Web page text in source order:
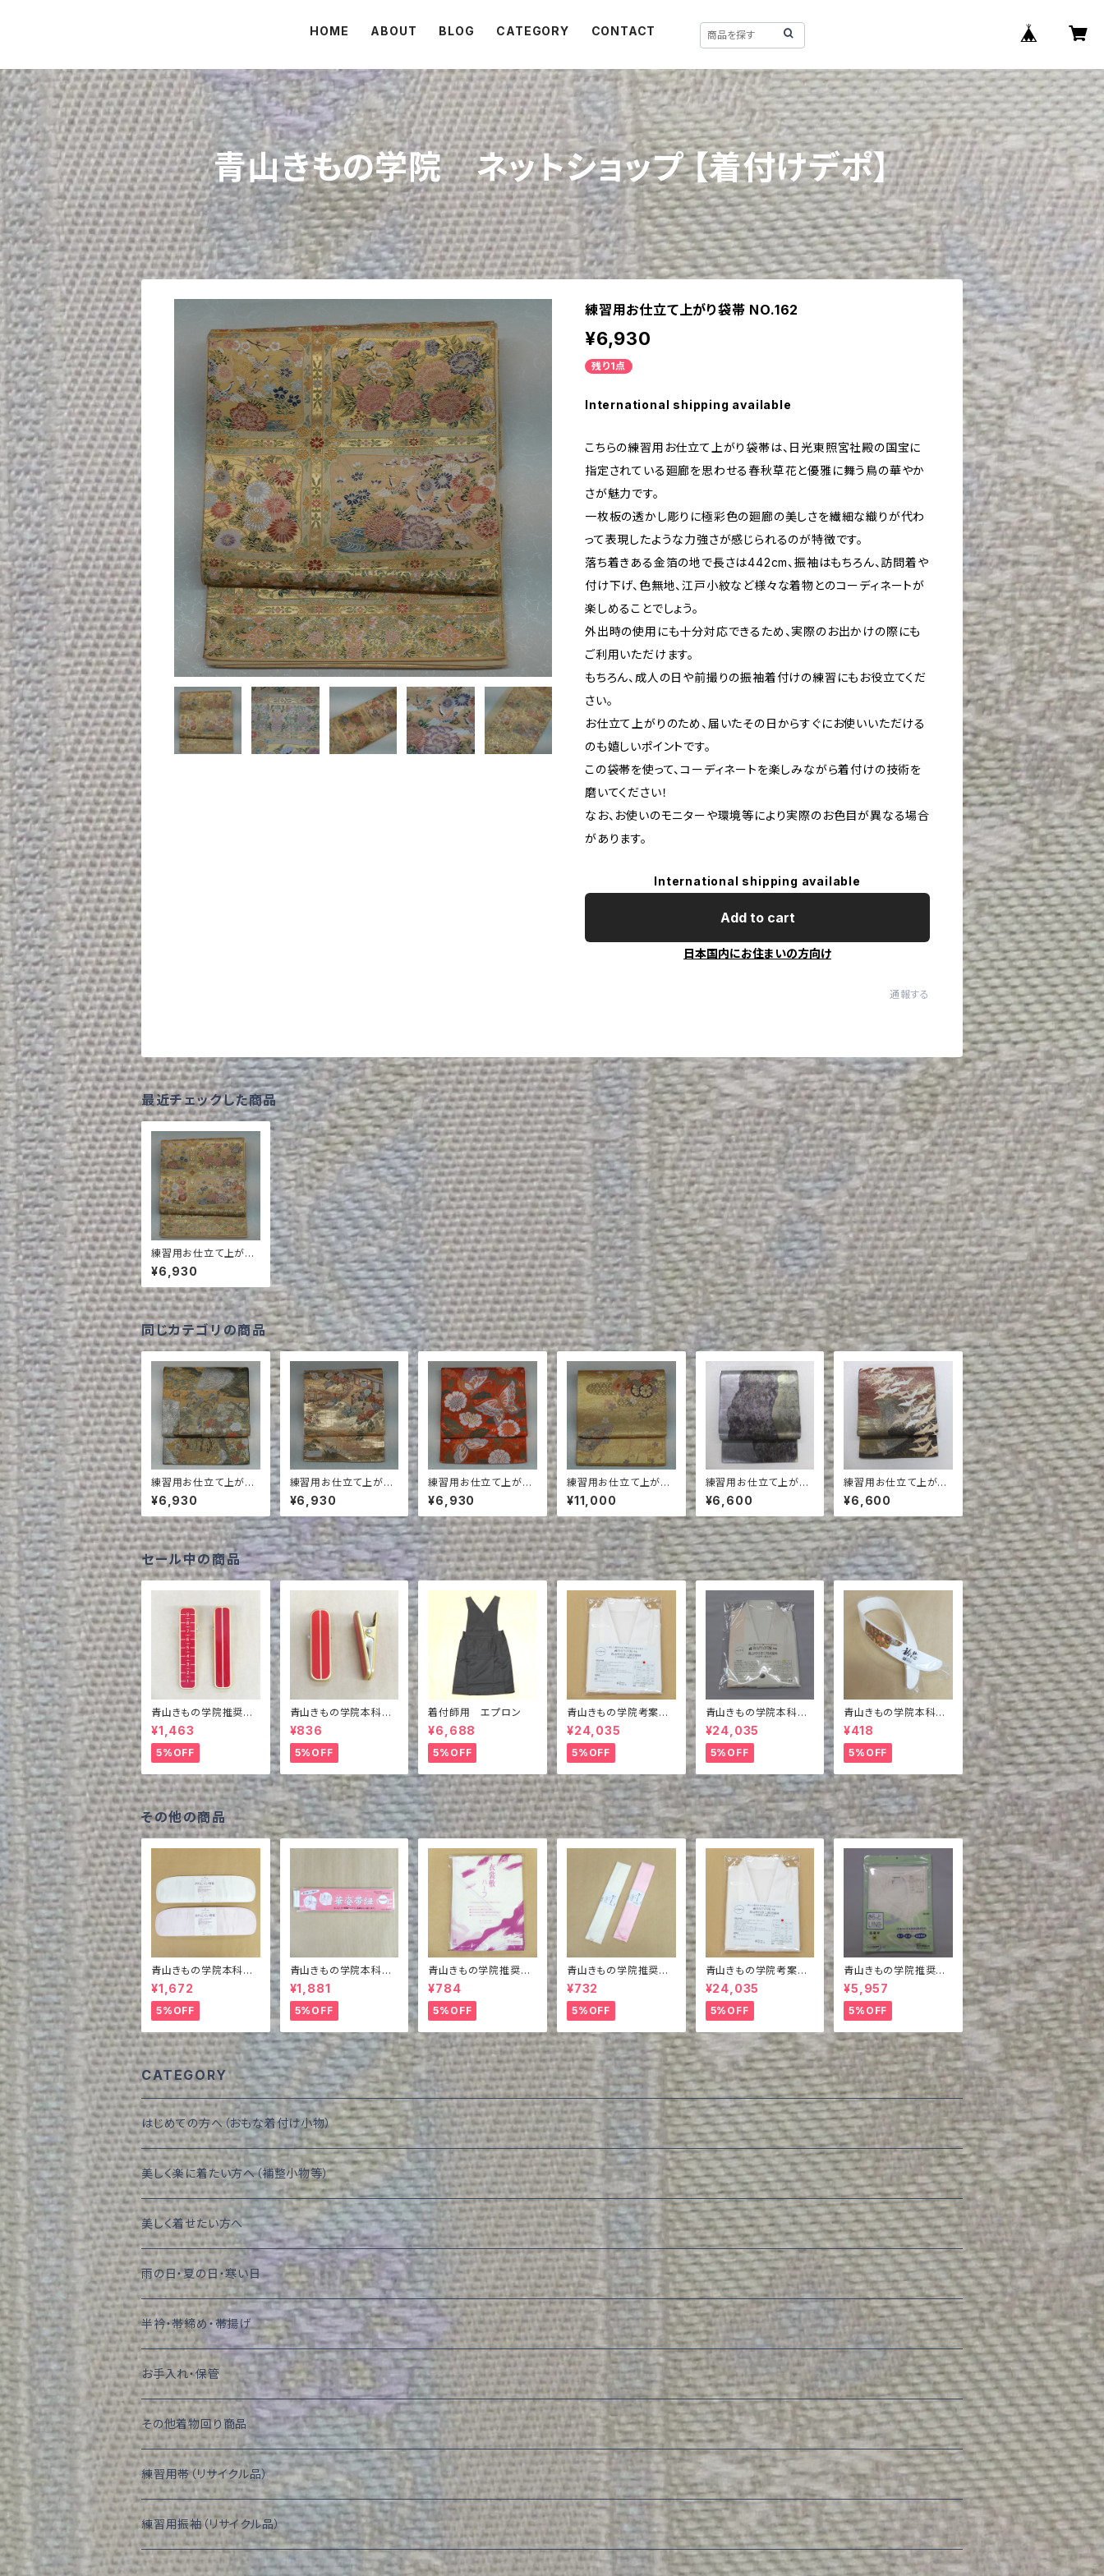
HOME ABOUT BLOG CATEGORY CONTACT
青山きもの学院 ネットショップ 【着付けデポ】
練習用お仕立て上がり袋帯 NO.162
¥6,930
残り1点
International shipping available
こちらの練習用お仕立て上がり袋帯は、日光東照宮社殿の国宝に
指定されている廻廊を思わせる春秋草花と優雅に舞う鳥の華やか
さが魅力です。
一枚板の透かし彫りに極彩色の廻廊の美しさを繊細な織りが代わ
って表現したような力強さが感じられるのが特徴です。
落ち着きある金箔の地で長さは442cm、振袖はもちろん、訪問着や
付け下げ、色無地、江戸小紋など様々な着物とのコーディネートが
楽しめることでしょう。
外出時の使用にも十分対応できるため、実際のお出かけの際にも
ご利用いただけます。
もちろん、成人の日や前撮りの振袖着付けの練習にもお役立てくだ
さい。
お仕立て上がりのため、届いたその日からすぐにお使いいただける
のも嬉しいポイントです。
この袋帯を使って、コーディネートを楽しみながら着付けの技術を
磨いてください！
なお、お使いのモニターや環境等により実際のお色目が異なる場合
があります。
International shipping available
Add to cart
日本国内にお住まいの方向け
通報する
最近チェックした商品
練習用お仕立て上がり
袋帯 NO.162
¥6,930
同じカテゴリの商品
練習用お仕立て上がり
袋帯 NO.152
¥6,930
練習用お仕立て上がり
袋帯 NO.158
¥6,930
練習用お仕立て上がり
袋帯 NO.166
¥6,930
練習用お仕立て上がり
袋帯 NO.126
¥11,000
練習用お仕立て上がり
袋帯 NO.106
¥6,600
練習用お仕立て上がり
袋帯 NO.95
¥6,600
セール中の商品
青山きもの学院推奨
着付けピンチ メモリ
付き
¥1,463
5%OFF
青山きもの学院本科教
本掲載商品 着付けピ
ンチ
¥836
5%OFF
着付師用 エプロン
¥6,688
5%OFF
青山きもの学院考案
バイヤス青山衿付き夏
の二部式襦袢（半襦袢
＋裾除け）
¥24,035
5%OFF
青山きもの学院本科教
本掲載商品 バイヤス
青山衿付き二部式襦袢
（半襦袢＋裾除け）
¥24,035
5%OFF
青山きもの学院本科教
本掲載商品 衿芯2枚
組
¥418
5%OFF
その他の商品
青山きもの学院本科教
本掲載商品 スタンダ
ード折れにくい帯板
¥1,672
5%OFF
青山きもの学院本科教
本掲載商品 華姿帯紐
¥1,881
5%OFF
青山きもの学院推奨
衣装敷ハーフ
¥784
5%OFF
青山きもの学院推奨
本モスリン腰紐 長尺
¥732
5%OFF
青山きもの学院考案
バイヤス青山衿付き夏
の二部式襦袢（半襦袢
＋裾除け）
¥24,035
5%OFF
青山きもの学院推奨
さらっとLINE肌襦袢
¥5,957
5%OFF
CATEGORY
はじめての方へ（おもな着付け小物）
美しく楽に着たい方へ（補整小物等）
美しく着せたい方へ
雨の日・夏の日・寒い日
半衿・帯締め・帯揚げ
お手入れ・保管
その他着物回り商品
練習用帯（リサイクル品）
練習用振袖（リサイクル品）